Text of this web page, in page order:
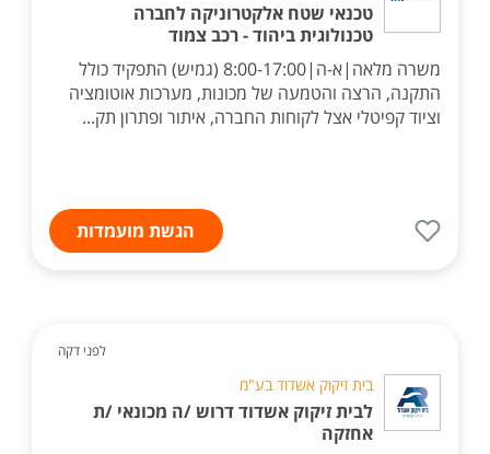
טכנאי שטח אלקטרוניקה לחברה
טכנולוגית ביהוד - רכב צמוד
משרה מלאה|א-ה|8:00-17:00 (גמיש) התפקיד כולל
התקנה, הרצה והטמעה של מכונות, מערכות אוטומציה
וציוד קפיטלי אצל לקוחות החברה, איתור ופתרון תק...
הגשת מועמדות
לפני דקה
בית זיקוק אשדוד בע"מ
לבית זיקוק אשדוד דרוש /ה מכונאי /ת
אחזקה